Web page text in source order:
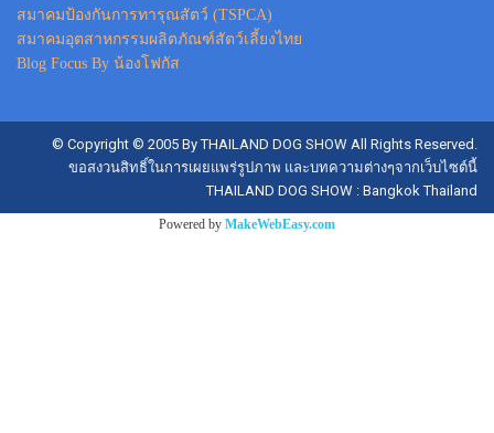
สมาคมป้องกันการทารุณสัตว์ (TSPCA)
สมาคมอุตสาหกรรมผลิตภัณฑ์สัตว์เลี้ยงไทย
Blog Focus By น้องโฟกัส
© Copyright © 2005 By THAILAND DOG SHOW All Rights Reserved.
ขอสงวนสิทธิ์ในการเผยแพร่รูปภาพ และบทความต่างๆจากเว็บไซต์นี้
THAILAND DOG SHOW : Bangkok Thailand
Powered by MakeWebEasy.com